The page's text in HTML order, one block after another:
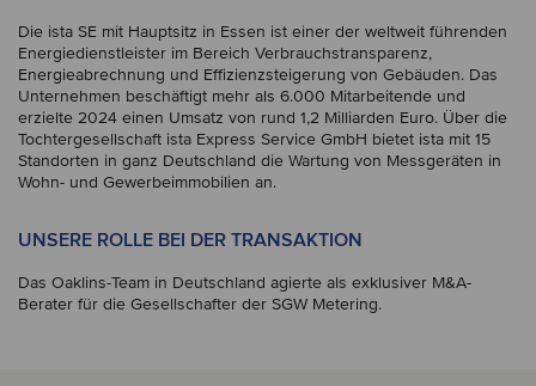
Die ista SE mit Hauptsitz in Essen ist einer der weltweit führenden
Energiedienstleister im Bereich Verbrauchstransparenz,
Energieabrechnung und Effizienzsteigerung von Gebäuden. Das
Unternehmen beschäftigt mehr als 6.000 Mitarbeitende und
erzielte 2024 einen Umsatz von rund 1,2 Milliarden Euro. Über die
Tochtergesellschaft ista Express Service GmbH bietet ista mit 15
Standorten in ganz Deutschland die Wartung von Messgeräten in
Wohn- und Gewerbeimmobilien an.
UNSERE ROLLE BEI DER TRANSAKTION
Das Oaklins-Team in Deutschland agierte als exklusiver M&A-
Berater für die Gesellschafter der SGW Metering.